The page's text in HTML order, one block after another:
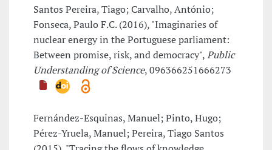
Santos Pereira, Tiago; Carvalho, António;
Fonseca, Paulo F.C. (2016), "Imaginaries of
nuclear energy in the Portuguese parliament:
Between promise, risk, and democracy",Public
Understanding of Science, 096366251666273
Fernández-Esquinas, Manuel; Pinto, Hugo;
Pérez-Yruela, Manuel; Pereira, Tiago Santos